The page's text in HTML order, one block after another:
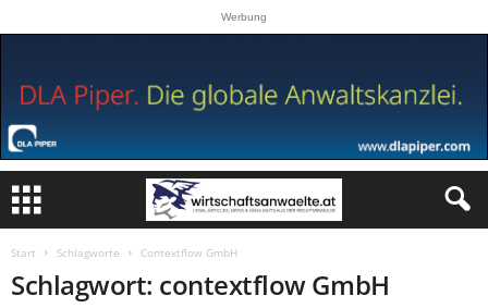
Werbung
Start Schlagworte Contextflow GmbH
Schlagwort: contextflow GmbH